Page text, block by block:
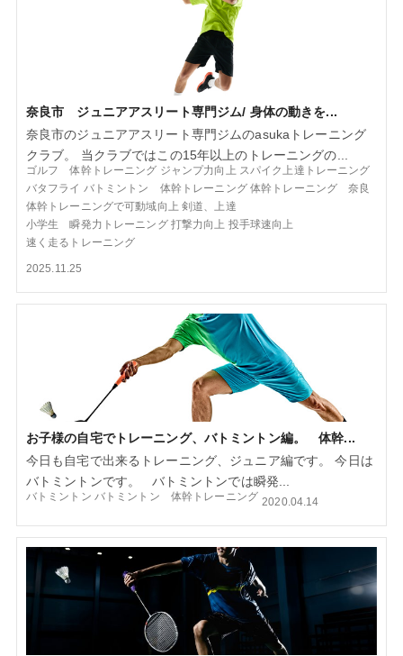
奈良市 ジュニアアスリート専門ジム/ 身体の動きを...
奈良市のジュニアアスリート専門ジムのasukaトレーニング
クラブ。 当クラブではこの15年以上のトレーニングの...
ゴルフ 体幹トレーニング ジャンプ力向上 スパイク上達トレーニング
バタフライ バトミントン 体幹トレーニング 体幹トレーニング 奈良
体幹トレーニングで可動域向上 剣道、上達
小学生 瞬発力トレーニング 打撃力向上 投手球速向上
速く走るトレーニング
2025.11.25
お子様の自宅でトレーニング、バトミントン編。 体幹...
今日も自宅で出来るトレーニング、ジュニア編です。 今日は
バトミントンです。 バトミントンでは瞬発...
バトミントン バトミントン 体幹トレーニング 2020.04.14